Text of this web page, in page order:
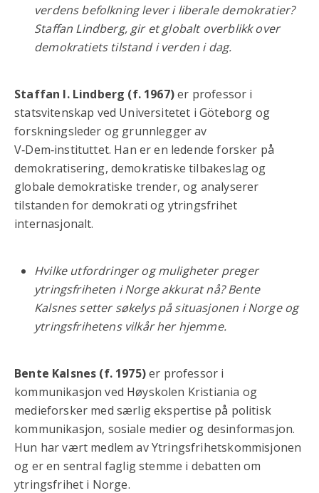
verdens befolkning lever i liberale demokratier?
Staffan Lindberg, gir et globalt overblikk over
demokratiets tilstand i verden i dag.
Staffan I. Lindberg (f. 1967)er professor i
statsvitenskap ved Universitetet i Göteborg og
forskningsleder og grunnlegger av
V‑Dem‑instituttet. Han er en ledende forsker på
demokratisering, demokratiske tilbakeslag og
globale demokratiske trender, og analyserer
tilstanden for demokrati og ytringsfrihet
internasjonalt.
Hvilke utfordringer og muligheter preger
ytringsfriheten i Norge akkurat nå? Bente
Kalsnes setter søkelys på situasjonen i Norge og
ytringsfrihetens vilkår her hjemme.
Bente Kalsnes (f. 1975)er professor i
kommunikasjon ved Høyskolen Kristiania og
medieforsker med særlig ekspertise på politisk
kommunikasjon, sosiale medier og desinformasjon.
Hun har vært medlem av Ytringsfrihetskommisjonen
og er en sentral faglig stemme i debatten om
ytringsfrihet i Norge.